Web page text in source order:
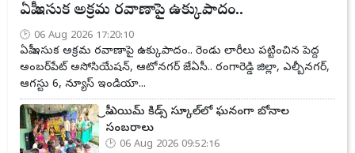
ఏపీ ఇసుక అక్రమ రవాణాపై ఉక్కుపాదం..
06 Aug 2026 17:20:10
ఏపీ ఇసుక అక్రమ రవాణాపై ఉక్కుపాదం.. రెండు లారీలు పట్టించిన పెద్ద
అంబర్‌పేట్ అసోసియేషన్, ఆటోనగర్ జేఏసీ.. రంగారెడ్డి జిల్లా, ఎల్బీనగర్,
ఆగస్టు 6, న్యూస్ ఇండియా...
ప్రీ ఎయిమ్ కిడ్స్ స్కూల్‌లో ఘనంగా బోనాల
సంబరాలు
06 Aug 2026 09:52:16